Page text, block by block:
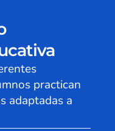
practican
adaptadas a